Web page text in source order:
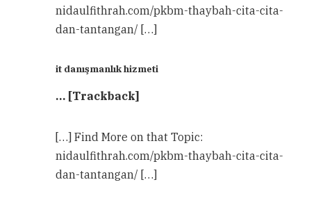
nidaulfithrah.com/pkbm-thaybah-cita-cita-
dan-tantangan/ […]
it danışmanlık hizmeti
… [Trackback]
[…] Find More on that Topic:
nidaulfithrah.com/pkbm-thaybah-cita-cita-
dan-tantangan/ […]